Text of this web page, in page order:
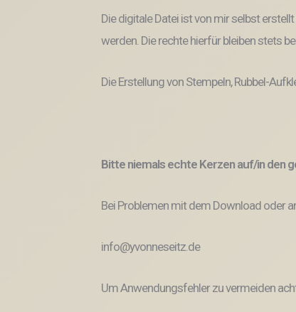
Die digitale Datei ist von mir selbst
werden. Die rechte hierfür bleiben stets
Die Erstellung von Stempeln, Rubbel-
Bitte niemals echte Kerzen auf/in den
Bei Problemen mit dem Download oder
info@yvonneseitz.de
Um Anwendungsfehler zu vermeiden